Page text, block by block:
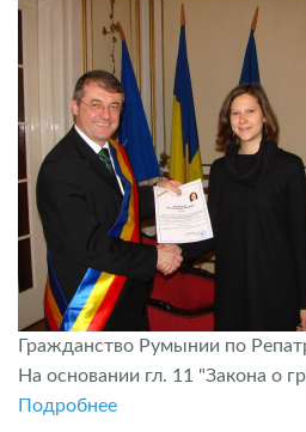
Гражданство Румынии по
На основании гл. 11 "Закона о
Подробнее